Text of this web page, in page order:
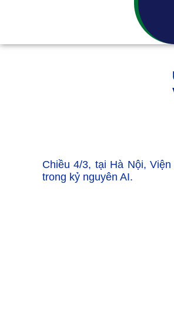
Chiều 4/3, tại Hà Nội,
trong kỷ nguyên AI.